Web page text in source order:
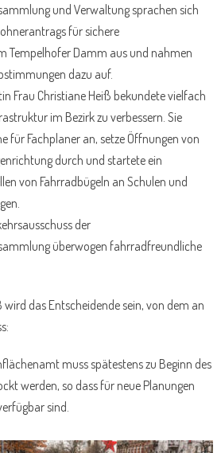
und Verwaltung sprachen sich
für sichere
Tempelhofer Damm aus und nahmen
dazu auf.
Frau Christiane Heiß bekundete vielfach
im Bezirk zu verbessern. Sie
für Fachplaner an, setze Öffnungen von
durch und startete ein
von Fahrradbügeln an Schulen und
der
überwogen fahrradfreundliche
das Entscheidende sein, von dem an
muss spätestens zu Beginn des
werden, so dass für neue Planungen
sind.